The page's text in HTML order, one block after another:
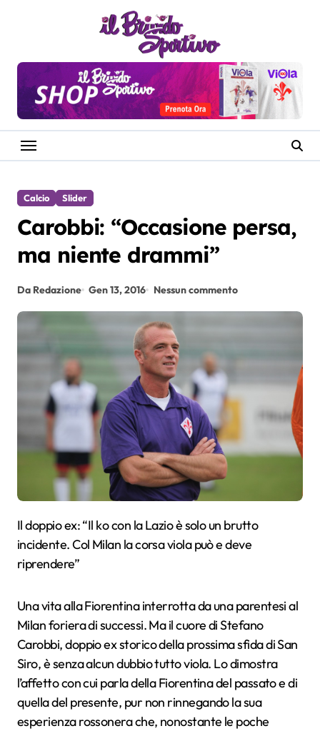
Calcio Slider
Carobbi: “Occasione persa,
ma niente drammi”
Da Redazione Gen 13, 2016 Nessun commento
Il doppio ex: “Il ko con la Lazio è solo un brutto
incidente. Col Milan la corsa viola può e deve
riprendere”
Una vita alla Fiorentina interrotta da una parentesi al
Milan foriera di successi. Ma il cuore di Stefano
Carobbi, doppio ex storico della prossima sfida di San
Siro, è senza alcun dubbio tutto viola. Lo dimostra
l’affetto con cui parla della Fiorentina del passato e di
quella del presente, pur non rinnegando la sua
esperienza rossonera che, nonostante le poche